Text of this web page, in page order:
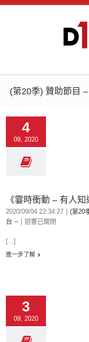
(第20季) 贊助節目
4
09, 2020
《霎時衝動 – 有人
2020/09/04 22:34:27 (第20
台 --
迴響已關閉
[...]
進一步了解
3
09, 2020